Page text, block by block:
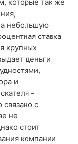
которые так же
небольшую
ставка
крупных
деньги
и
-
связано с
не
стоит
компании